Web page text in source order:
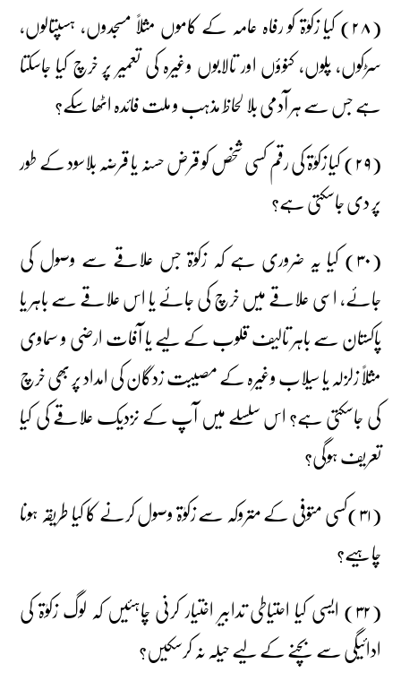
(۲۸) کیا زکوٰۃ کو رفاہ عامہ کے کاموں مثلاً مسجدوں، ہسپتالوں،
سڑکوں، پلوں، کنوؤں اور تالابوں وغیرہ کی تعمیر پر خرچ کیا جاسکتا
ہے جس سے ہر آدمی بلا لحاظ مذہب و ملت فائدہ اٹھا سکے؟
(۲۹) کیا زکوٰۃ کی رقم کسی شخص کو قرض حسنہ یا قرضہ بلاسود کے طور
پر دی جاسکتی ہے؟
(۳۰) کیا یہ ضروری ہے کہ زکوٰۃ جس علاقے سے وصول کی
جائے، اسی علاقے میں خرچ کی جائے یا اس علاقے سے باہر یا
پاکستان سے باہر تالیف قلوب کے لیے یا آفات ارضی و سماوی
مثلاً زلزلہ یا سیلاب وغیرہ کے مصیبت زدگان کی امداد پر بھی خرچ
کی جاسکتی ہے؟ اس سلسلے میں آپ کے نزدیک علاقے کی کیا
تعریف ہوگی؟
(۳۱)کسی متوفی کے متروکہ سے زکوٰۃ وصول کرنے کا کیا طریقہ ہونا
چاہیے؟
(۳۲) ایسی کیا احتیاطی تدابیر اختیار کرنی چاہئیں کہ لوگ زکوٰۃ کی
ادائیگی سے بچنے کے لیے حیلہ نہ کرسکیں؟